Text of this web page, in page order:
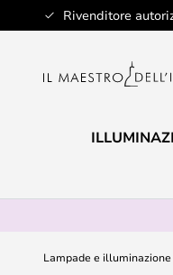
Rivenditore
Salta
al
Lampade e illuminazione